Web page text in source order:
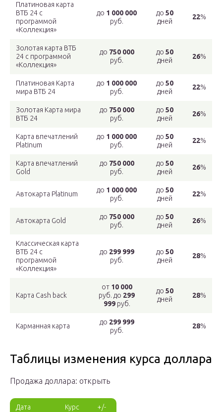
Платиновая карта
ВТБ 24 с
программой
«Коллекция»
до 1 000 000
руб.
до 50
дней
22%
Золотая карта ВТБ
24 с программой
«Коллекция»
до 750 000
руб.
до 50
дней
26%
Платиновая Карта
мира ВТБ 24
до 1 000 000
руб.
до 50
дней
22%
Золотая Карта мира
ВТБ 24
до 750 000
руб.
до 50
дней
26%
Карта впечатлений
Platinum
до 1 000 000
руб.
до 50
дней
22%
Карта впечатлений
Gold
до 750 000
руб.
до 50
дней
26%
Автокарта Platinum до 1 000 000
руб.
до 50
дней
22%
Автокарта Gold до 750 000
руб.
до 50
дней
26%
Классическая карта
ВТБ 24 с
программой
«Коллекция»
до 299 999
руб.
до 50
дней
28%
Карта Cash back
от 10 000
руб. до 299
999руб.
до 50
дней
28%
Карманная карта до 299 999
руб.
28%
Таблицы изменения курса доллара
Продажа доллара: открыть
Дата Курс +/-